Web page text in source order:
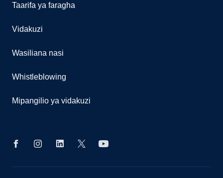
Taarifa ya faragha
Vidakuzi
Wasiliana nasi
Whistleblowing
Mipangilio ya vidakuzi